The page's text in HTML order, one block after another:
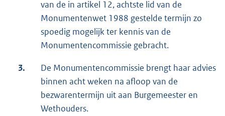
van de in artikel 12, achtste lid van de
Monumentenwet 1988 gestelde termijn zo
spoedig mogelijk ter kennis van de
Monumentencommissie gebracht.
3.
De Monumentencommissie brengt haar advies
binnen acht weken na afloop van de
bezwarentermijn uit aan Burgemeester en
Wethouders.